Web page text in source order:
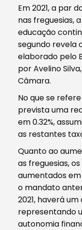
Em 2021, a par
nas freguesias,
educação
segundo revela
elaborado pelo
por Avelino
Câmara.
No que se
prevista uma
em 0.32%,
as restantes
Quanto ao
as freguesias,
aumentados
o mandato
2021, haverá
representando
autonomia